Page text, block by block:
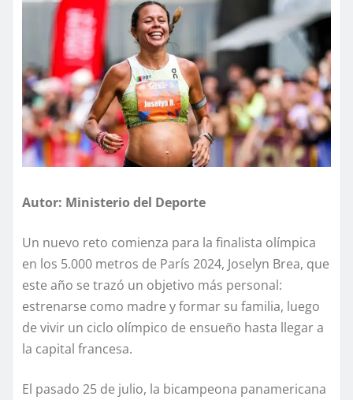
Autor: Ministerio del Deporte
Un nuevo reto comienza para la finalista olímpica
en los 5.000 metros de París 2024, Joselyn Brea, que
este año se trazó un objetivo más personal:
estrenarse como madre y formar su familia, luego
de vivir un ciclo olímpico de ensueño hasta llegar a
la capital francesa.
El pasado 25 de julio, la bicampeona panamericana